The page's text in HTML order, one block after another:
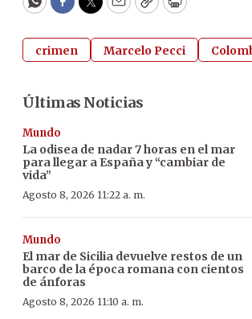
WhatsApp
Facebook
Twitter
EmailCopyPrint
crimen Marcelo Pecci
Últimas Noticias
Mundo
La odisea de nadar 7 horas en el mar
para llegar a España y “cambiar de
vida”
Agosto 8, 2026 11:22 a. m.
Mundo
El mar de Sicilia devuelve restos de un
barco de la época romana con cientos
de ánforas
Agosto 8, 2026 11:10 a. m.